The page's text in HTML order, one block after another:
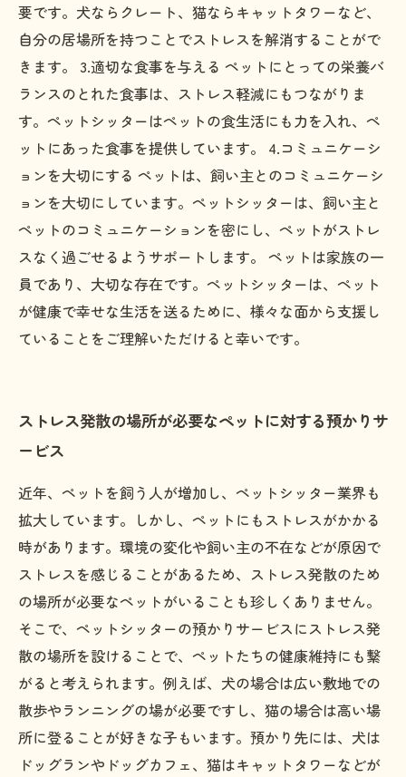
要です。犬ならクレート、猫ならキャットタワーなど、
自分の居場所を持つことでストレスを解消することがで
きます。 3.適切な食事を与える ペットにとっての栄養バ
ランスのとれた食事は、ストレス軽減にもつながりま
す。ペットシッターはペットの食生活にも力を入れ、ペ
ットにあった食事を提供しています。 4.コミュニケーシ
ョンを大切にする ペットは、飼い主とのコミュニケーシ
ョンを大切にしています。ペットシッターは、飼い主と
ペットのコミュニケーションを密にし、ペットがストレ
スなく過ごせるようサポートします。 ペットは家族の一
員であり、大切な存在です。ペットシッターは、ペット
が健康で幸せな生活を送るために、様々な面から支援し
ていることをご理解いただけると幸いです。
ストレス発散の場所が必要なペットに対する預かりサ
ービス
近年、ペットを飼う人が増加し、ペットシッター業界も
拡大しています。しかし、ペットにもストレスがかかる
時があります。環境の変化や飼い主の不在などが原因で
ストレスを感じることがあるため、ストレス発散のため
の場所が必要なペットがいることも珍しくありません。
そこで、ペットシッターの預かりサービスにストレス発
散の場所を設けることで、ペットたちの健康維持にも繋
がると考えられます。例えば、犬の場合は広い敷地での
散歩やランニングの場が必要ですし、猫の場合は高い場
所に登ることが好きな子もいます。預かり先には、犬は
ドッグランやドッグカフェ、猫はキャットタワーなどが